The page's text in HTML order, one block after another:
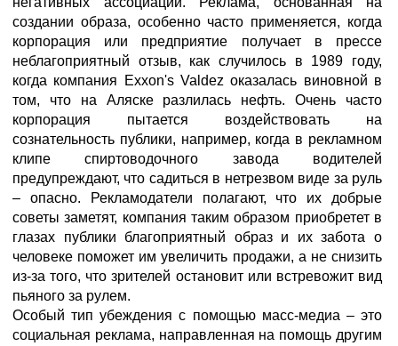
создании образа, особенно часто применяется, когда
корпорация или предприятие получает в прессе
неблагоприятный отзыв, как случилось в 1989 году,
когда компания Exxon's Valdez оказалась виновной в
том, что на Аляске разлилась нефть. Очень часто
корпорация пытается воздействовать на
сознательность публики, например, когда в рекламном
клипе спиртоводочного завода водителей
предупреждают, что садиться в нетрезвом виде за руль
– опасно. Рекламодатели полагают, что их добрые
советы заметят, компания таким образом приобретет в
глазах публики благоприятный образ и их забота о
человеке поможет им увеличить продажи, а не снизить
из-за того, что зрителей остановит или встревожит вид
пьяного за рулем.
Особый тип убеждения с помощью масс-медиа – это
социальная реклама, направленная на помощь другим